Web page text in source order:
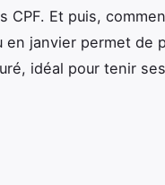
CPF. Et puis,
en janvier permet de
idéal pour tenir